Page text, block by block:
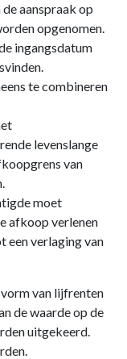
aanspraak op
opgenomen.
ingangsdatum
te combineren
levenslange
van
moet
afkoop verlenen
een verlaging van
van lijfrenten
de waarde op de
uitgekeerd.